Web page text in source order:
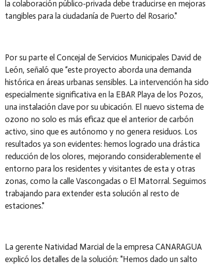
la colaboración público-privada debe traducirse en mejoras
tangibles para la ciudadanía de Puerto del Rosario."
Por su parte el Concejal de Servicios Municipales David de
León, señaló que “este proyecto aborda una demanda
histórica en áreas urbanas sensibles. La intervención ha sido
especialmente significativa en la EBAR Playa de los Pozos,
una instalación clave por su ubicación. El nuevo sistema de
ozono no solo es más eficaz que el anterior de carbón
activo, sino que es autónomo y no genera residuos. Los
resultados ya son evidentes: hemos logrado una drástica
reducción de los olores, mejorando considerablemente el
entorno para los residentes y visitantes de esta y otras
zonas, como la calle Vascongadas o El Matorral. Seguimos
trabajando para extender esta solución al resto de
estaciones."
La gerente Natividad Marcial de la empresa CANARAGUA
explicó los detalles de la solución: "Hemos dado un salto